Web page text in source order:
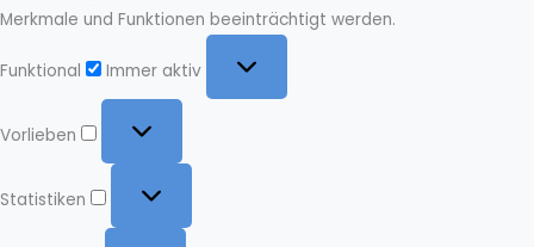
Merkmale und Funktionen beeinträchtigt werden.
Funktional
Immer aktiv
Vorlieben
Statistiken